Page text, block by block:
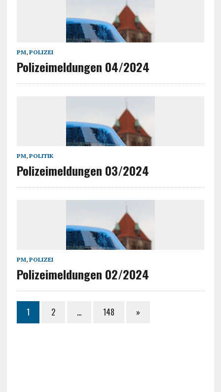
PM, POLIZEI
Polizeimeldungen 04/2024
PM, POLITIK
Polizeimeldungen 03/2024
PM, POLIZEI
Polizeimeldungen 02/2024
1 2 … 148 »